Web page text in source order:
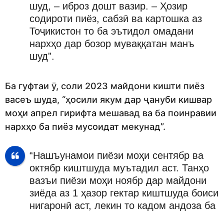
шуд, – иброз дошт вазир. – Ҳозир
содироти пиёз, сабзӣ ва картошка аз
Тоҷикистон то ба эътидол омадани
нархҳо дар бозор муваққатан манъ
шуд”.
Ба гуфтаи ӯ, соли 2023 майдони кишти пиёз
васеъ шуда, “ҳосили якум дар ҷануби кишвар
моҳи апрел гирифта мешавад ва ба поинравии
нархҳо ба пиёз мусоидат мекунад”.
“Нашъунамои пиёзи моҳи сентябр ва
октябр киштшуда муътадил аст. Танҳо
вазъи пиёзи моҳи ноябр дар майдони
зиёда аз 1 ҳазор гектар киштшуда боиси
нигаронӣ аст, лекин то кадом андоза ба